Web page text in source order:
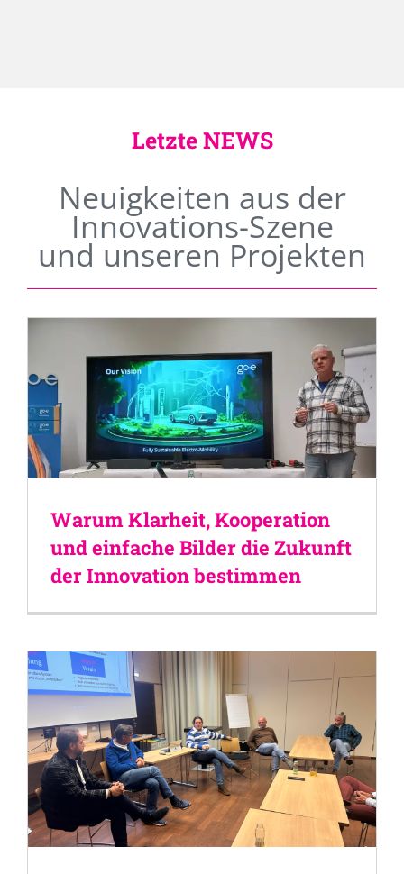
Letzte NEWS
Neuigkeiten aus der
Innovations-Szene
und unseren Projekten
Warum Klarheit, Kooperation
und einfache Bilder die Zukunft
der Innovation bestimmen